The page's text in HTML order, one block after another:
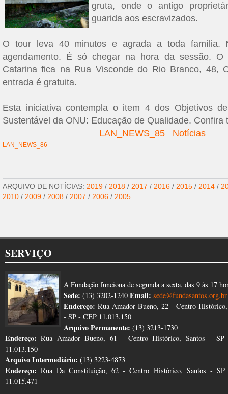
gruta, onde o antigo
guarida aos escravizados.
O tour leva 40 minutos e agrada a toda família.
agendamento. É só chegar na hora da sessão. O
Catarina fica na Rua Visconde do Rio Branco, 48,
entrada é gratuita.
Esta iniciativa contempla o item 4 dos Objetivos
Sustentável da ONU: Educação de Qualidade. Confira
LAN_NEWS_85
Notícias
LAN_NEWS_86
ARQUIVO DE NOTÍCIAS: 2019 / 2018 / 2017 / 2016 / 2015 / 2014 /
2010 / 2009 / 2008 / 2007 / 2006 / 2005
SERVIÇO
A Fundação funciona de segunda a sexta, das 9 às 17
Sede: (13) 3202-1240 Email: sede@fundasantos.org.br
Endereço: Rua Amador Bueno, 22 - Centro
- SP - CEP 11.013.150
Arquivo Permanente: (13) 3213-1730
Endereço: Rua Amador Bueno, 61 - Centro Histórico, Santos -
11.013.150
Arquivo Intermediário: (13) 3223-4873
Endereço: Rua Da Constituição, 62 - Centro Histórico, Santos -
11.015.471